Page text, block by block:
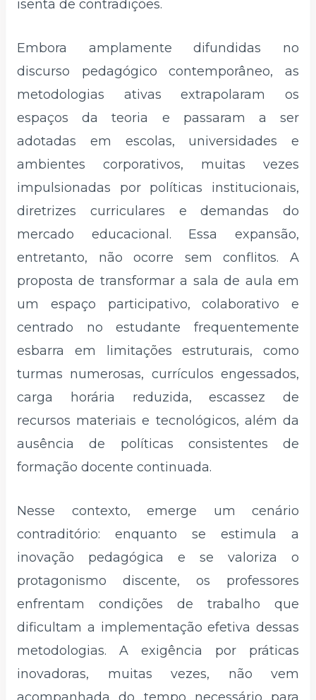
isenta de contradições.
Embora amplamente difundidas no
discurso pedagógico contemporâneo, as
metodologias ativas extrapolaram os
espaços da teoria e passaram a ser
adotadas em escolas, universidades e
ambientes corporativos, muitas vezes
impulsionadas por políticas institucionais,
diretrizes curriculares e demandas do
mercado educacional. Essa expansão,
entretanto, não ocorre sem conflitos. A
proposta de transformar a sala de aula em
um espaço participativo, colaborativo e
centrado no estudante frequentemente
esbarra em limitações estruturais, como
turmas numerosas, currículos engessados,
carga horária reduzida, escassez de
recursos materiais e tecnológicos, além da
ausência de políticas consistentes de
formação docente continuada.
Nesse contexto, emerge um cenário
contraditório: enquanto se estimula a
inovação pedagógica e se valoriza o
protagonismo discente, os professores
enfrentam condições de trabalho que
dificultam a implementação efetiva dessas
metodologias. A exigência por práticas
inovadoras, muitas vezes, não vem